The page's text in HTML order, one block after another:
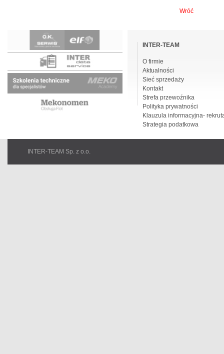
Wróć
nawigacjeINTER-TEAM
O firmie
Aktualności
Sieć sprzedaży
Kontakt
Strefa przewoźnika
Polityka prywatności
Klauzula informacyjna-
Strategia podatkowa
INTER-TEAM Sp. z o.o.